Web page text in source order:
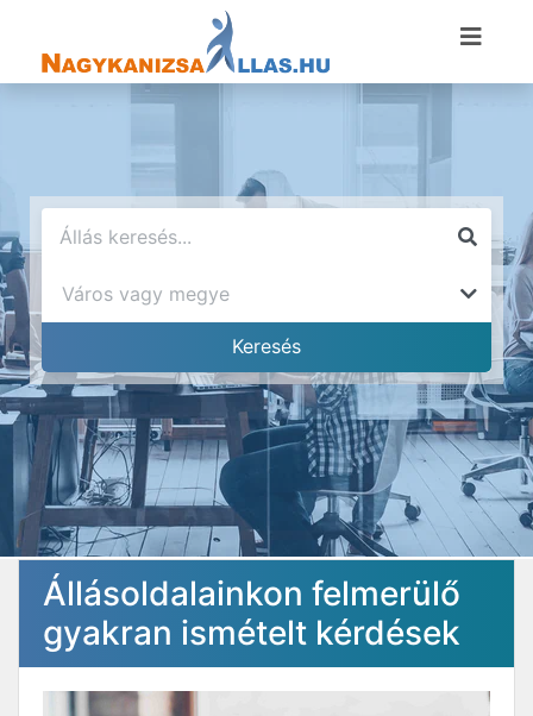
Állásoldalainkon felmerülő
gyakran ismételt kérdések